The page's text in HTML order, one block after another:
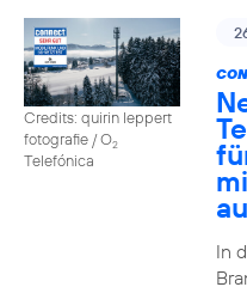
Credits: quirin leppert
fotografie / O2
Telefónica
In